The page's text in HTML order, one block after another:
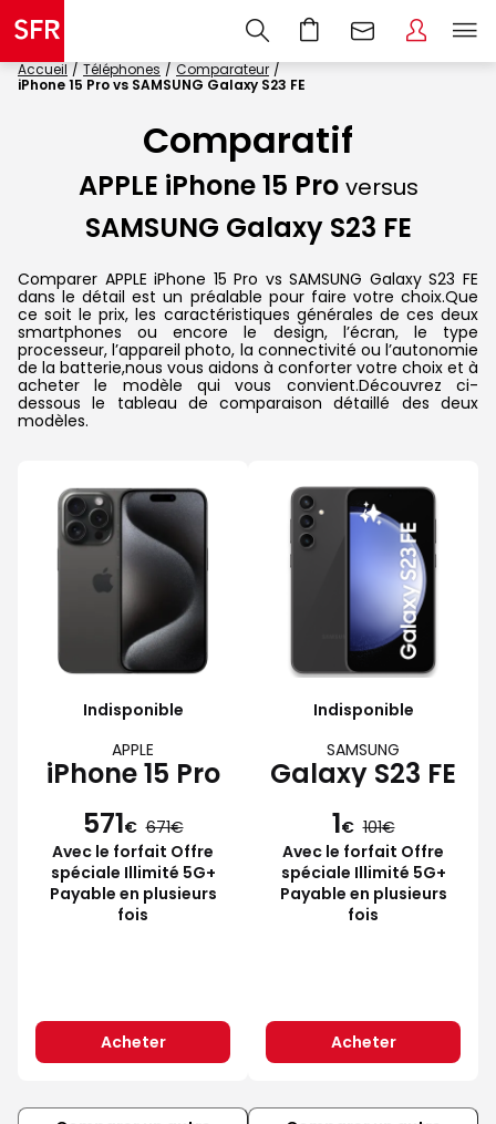
Accueil Téléphones
Comparateur
iPhone 15 Pro vs SAMSUNG Galaxy S23 FE
Comparatif
APPLE iPhone 15 Pro versus
SAMSUNG Galaxy S23 FE
Comparer APPLE iPhone 15 Pro vs SAMSUNG Galaxy S23 FE
dans le détail est un préalable pour faire votre choix.Que
ce soit le prix, les caractéristiques générales de ces deux
smartphones ou encore le design, l’écran, le type
processeur, l’appareil photo, la connectivité ou l’autonomie
de la batterie,nous vous aidons à conforter votre choix et à
acheter le modèle qui vous convient.Découvrez ci-
dessous le tableau de comparaison détaillé des deux
modèles.
Indisponible
APPLE
iPhone 15 Pro
571€ 671
Avec le forfait Offre
spéciale Illimité 5G+
Payable en plusieurs
fois
Acheter
Indisponible
SAMSUNG
Galaxy S23 FE
1€ 101
Avec le forfait Offre
spéciale Illimité 5G+
Payable en plusieurs
fois
Acheter